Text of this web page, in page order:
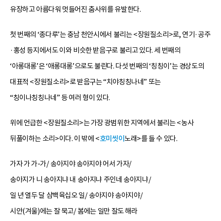
유장하고 아름다워 멋들어진 춤사위를 유발한다.
첫 번째의 ‘종다루’는 충남 천안시에서 불리는 <장원질소리>로, 연기·공주
·홍성 등지에서도 이와 비슷한 받음구로 불리고 있다. 세 번째의
‘아롱대롱’은 ‘애롱대롱’으로도 불린다. 다섯 번째의 ‘칭칭이’는 경상도의
대표적 <장원질소리>로 받음구는 “치야칭칭나네” 또는
“칭이나칭칭나네” 등 여러 형이 있다.
위에 언급한 <장원질소리>는 가장 광범위한 지역에서 불리는 <농사
뒤풀이하는 소리>이다. 이 밖에 <호미씻이 노래>를 들 수 있다.
가자 가 가-가/ 송아지야 송아지야 어서 가자/
송아지가 니 송아지냐 내 송아지냐 주인네 송아지냐/
일 년 열두 달 삼백육십오 일/ 송아지야 송아지야/
시안(겨울)에는 잘 묵고/ 봄에는 일만 잘도 해라